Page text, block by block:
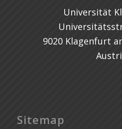
Universität
9020 Klagenfurt
Sitemap